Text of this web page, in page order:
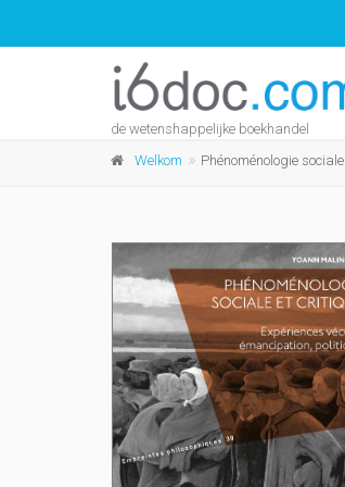
de wetenshappelijke boekhandel
Welkom Phénoménologie sociale et critique